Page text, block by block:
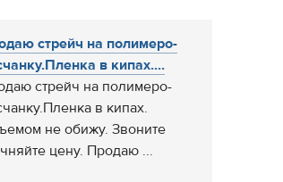
стрейч на полимеро-
в кипах....
стрейч на полимеро-
в кипах.
не обижу. Звоните
цену. Продаю ...